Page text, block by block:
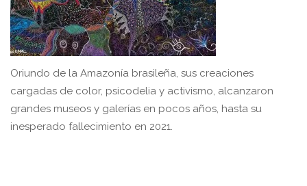
Oriundo de la Amazonía brasileña, sus creaciones
cargadas de color, psicodelia y activismo, alcanzaron
grandes museos y galerías en pocos años, hasta su
inesperado fallecimiento en 2021.